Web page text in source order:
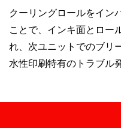
クーリングロールをイン
ことで、インキ面とロー
れ、次ユニットでのブリ
水性印刷特有のトラブル